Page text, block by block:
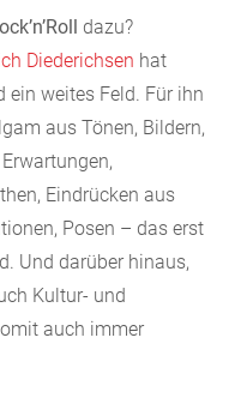
dazu?
Diederichsen hat
ein weites Feld. Für ihn
aus Tönen, Bildern,
Eindrücken aus
Posen – das erst
Und darüber hinaus,
Kultur- und
auch immer